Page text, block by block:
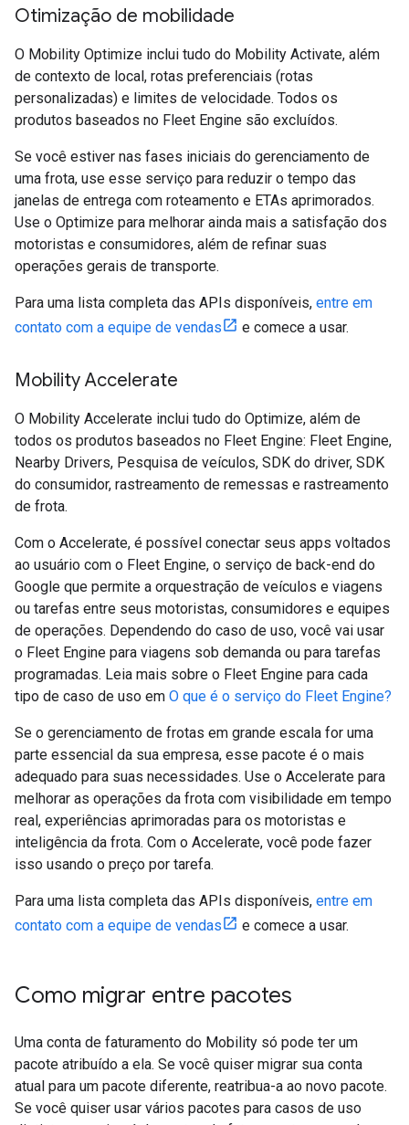
Otimização de mobilidade
O Mobility Optimize inclui tudo do Mobility Activate, além
de contexto de local, rotas preferenciais (rotas
personalizadas) e limites de velocidade. Todos os
produtos baseados no Fleet Engine são excluídos.
Se você estiver nas fases iniciais do gerenciamento de
uma frota, use esse serviço para reduzir o tempo das
janelas de entrega com roteamento e ETAs aprimorados.
Use o Optimize para melhorar ainda mais a satisfação dos
motoristas e consumidores, além de refinar suas
operações gerais de transporte.
Para uma lista completa das APIs disponíveis, entre em
contato com a equipe de vendas
e comece a usar.
Mobility Accelerate
O Mobility Accelerate inclui tudo do Optimize, além de
todos os produtos baseados no Fleet Engine: Fleet Engine,
Nearby Drivers, Pesquisa de veículos, SDK do driver, SDK
do consumidor, rastreamento de remessas e rastreamento
de frota.
Com o Accelerate, é possível conectar seus apps voltados
ao usuário com o Fleet Engine, o serviço de back-end do
Google que permite a orquestração de veículos e viagens
ou tarefas entre seus motoristas, consumidores e equipes
de operações. Dependendo do caso de uso, você vai usar
o Fleet Engine para viagens sob demanda ou para tarefas
programadas. Leia mais sobre o Fleet Engine para cada
tipo de caso de uso em O que é o serviço do Fleet Engine?
Se o gerenciamento de frotas em grande escala for uma
parte essencial da sua empresa, esse pacote é o mais
adequado para suas necessidades. Use o Accelerate para
melhorar as operações da frota com visibilidade em tempo
real, experiências aprimoradas para os motoristas e
inteligência da frota. Com o Accelerate, você pode fazer
isso usando o preço por tarefa.
Para uma lista completa das APIs disponíveis, entre em
contato com a equipe de vendas
e comece a usar.
Como migrar entre pacotes
Uma conta de faturamento do Mobility só pode ter um
pacote atribuído a ela. Se você quiser migrar sua conta
atual para um pacote diferente, reatribua-a ao novo pacote.
Se você quiser usar vários pacotes para casos de uso